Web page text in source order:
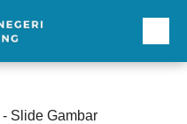
- Slide Gambar